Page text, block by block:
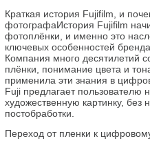
Краткая история Fujifilm, и
фотографаИстория Fujifilm
фотоплёнки, и именно это
ключевых особенностей
Компания много десятилетий
плёнки, понимание цвета и
применила эти знания в
Fuji предлагает пользователю
художественную картинку, без
постобработки.
Переход от пленки к